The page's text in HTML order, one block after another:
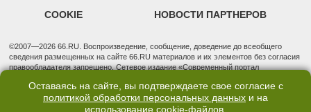
COOKIE НОВОСТИ ПАРТНЕРОВ
©2007—2026 66.RU. Воспроизведение, сообщение, доведение до всеобщего
сведения размещенных на сайте 66.RU материалов и их элементов без согласия
правообладателя запрещено. Сетевое издание «Современный портал
надзору в сфере связи, информационных технологий и массовых коммуникаций
(Роскомнадзор). Регистрационный номер ЭЛ № ФС 77 - 76634 от 02.09.2019
Учредитель: Общество с ограниченной ответственностью "66.ру". Юридический
Оставаясь на сайте, вы подтверждаете свое согласие с
политикой обработки персональных данных и на
использование cookie-файлов